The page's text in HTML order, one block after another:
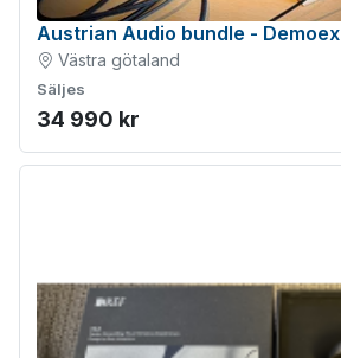
Austrian Audio bundle - Demoex
Västra götaland
Säljes
34 990 kr